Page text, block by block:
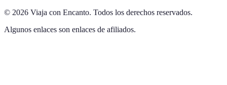
© 2026 Viaja con Encanto. Todos los derechos reservados.
Algunos enlaces son enlaces de afiliados.